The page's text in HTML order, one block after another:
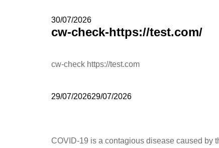
30/07/2026
cw-check-https://test.com/
cw-check https://test.com
29/07/202629/07/2026
COVID-19 is a contagious disease caused by